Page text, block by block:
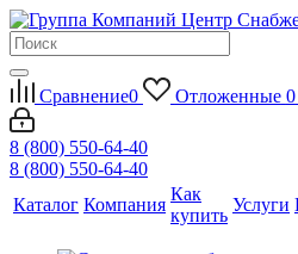
Сравнение0 Отложенные 0
8 (800) 550-64-40
8 (800) 550-64-40
Каталог Компания
Как
купить
Услуги